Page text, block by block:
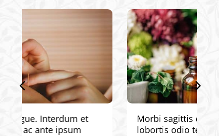
Morbi sagittis eleifend arcu, vitae
lobortis odio tempor ut